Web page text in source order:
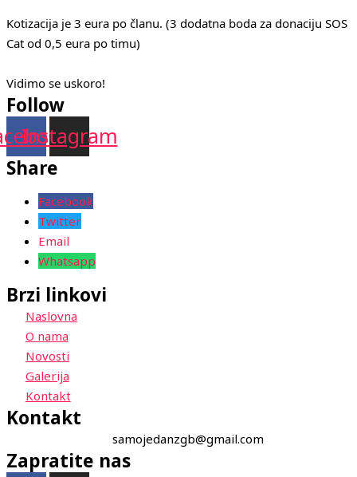
Kotizacija je 3 eura po članu. (3 dodatna boda za donaciju SOS
Cat od 0,5 eura po timu)
Vidimo se uskoro!
Follow
Instagram
Share
Facebook
Twitter
Email
Whatsapp
Brzi linkovi
Naslovna
O nama
Novosti
Galerija
Kontakt
Kontakt
samojedanzgb@gmail.com
Zapratite nas